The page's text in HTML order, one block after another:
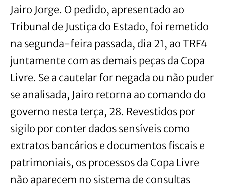
Jairo Jorge. O pedido, apresentado ao
Tribunal de Justiça do Estado, foi remetido
na segunda-feira passada, dia 21, ao TRF4
juntamente com as demais peças da Copa
Livre. Se a cautelar for negada ou não puder
se analisada, Jairo retorna ao comando do
governo nesta terça, 28. Revestidos por
sigilo por conter dados sensíveis como
extratos bancários e documentos fiscais e
patrimoniais, os processos da Copa Livre
não aparecem no sistema de consultas